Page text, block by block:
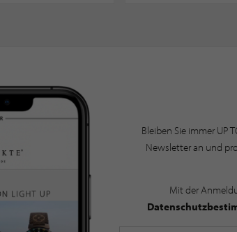
Bleiben Sie immer UP
Newsletter an und
Mit der